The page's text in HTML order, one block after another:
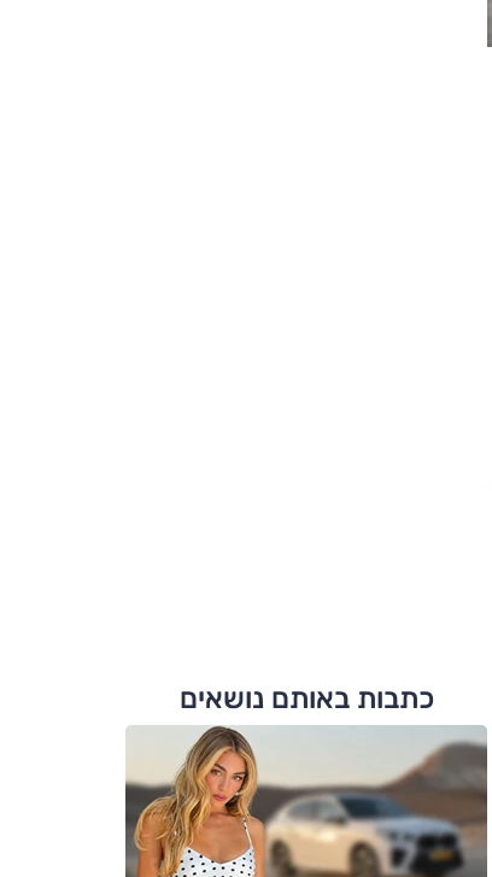
כתבות באותם נושאים